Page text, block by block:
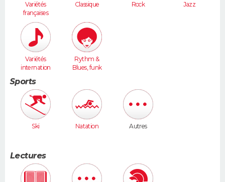
Variétés
françaises
Classique Rock Jazz
Variétés
internation
Rythm &
Blues, funk
Sports
Ski Natation Autres
Lectures